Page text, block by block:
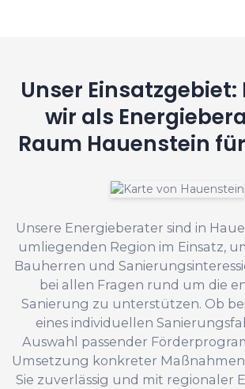
Unser Einsatzgebiet:
wir als
Raum Hauenstein
Unsere Energieberater sind in
umliegenden Region im Einsatz,
Bauherren und
bei allen Fragen rund um die
Sanierung zu unterstützen. Ob
eines individuellen
Auswahl passender
Umsetzung konkreter
Sie zuverlässig und mit regionaler